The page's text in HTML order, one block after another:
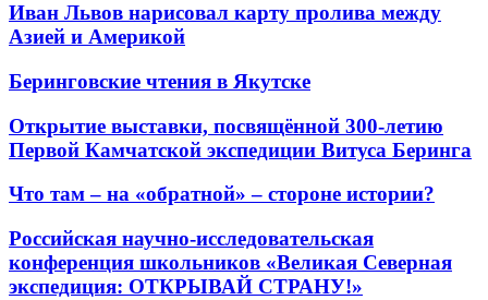
Иван Львов нарисовал карту пролива между
Азией и Америкой
Беринговские чтения в Якутске
Открытие выставки, посвящённой 300-летию
Первой Камчатской экспедиции Витуса Беринга
Что там – на «обратной» – стороне истории?
Российская научно-исследовательская
конференция школьников «Великая Северная
экспедиция: ОТКРЫВАЙ СТРАНУ!»